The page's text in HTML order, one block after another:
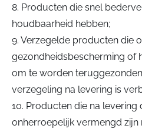
8. Producten die snel
houdbaarheid hebben;
9. Verzegelde producten die
gezondheidsbescherming of
om te worden
verzegeling na levering is
10. Producten die na levering
onherroepelijk vermengd